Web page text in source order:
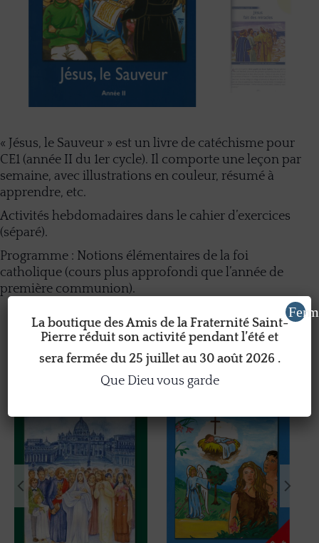
« Jésus, le Sauveur » est un livre de catéchisme pour
CE1 (année II du 1er cycle). Il comporte une leçon par
semaine, avec illustrations en couleur, résumé à
apprendre, etc.
Activités hebdomadaires dans le cahier d’exercices
(séparé).
Programme : Notions élémentaires de la foi
catholique (cours plus approfondi que l’année de
première communion).
Vous aimerez peut-être aussi
La boutique des Amis de la Fraternité Saint-
Pierre réduit son activité pendant l’été et
sera fermée du 25 juillet au 30 août 2026 .
Que Dieu vous garde